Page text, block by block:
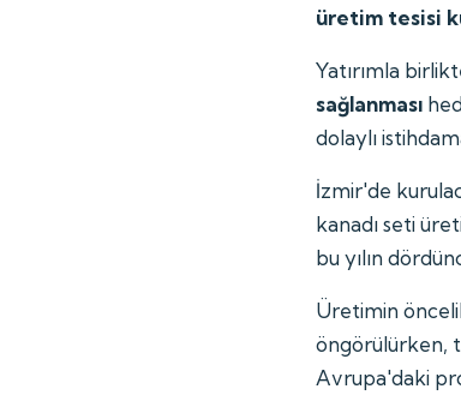
üretim tesisi
Yatırımla
sağlanması
dolaylı
İzmir'de
kanadı seti
bu yılın
Üretimin
öngörülürken,
Avrupa'daki